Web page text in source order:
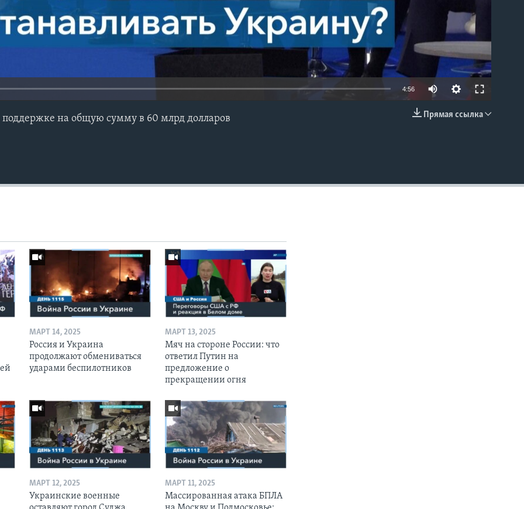
4:56
Прямая ссылка
поддержке на общую сумму в 60 млрд долларов
МАРТ 14, 2025
Россия и Украина
продолжают обмениваться
ударами беспилотников
МАРТ 13, 2025
Мяч на стороне России: что
ответил Путин на
предложение о
прекращении огня
МАРТ 12, 2025
Украинские военные
МАРТ 11, 2025
Массированная атака БПЛА